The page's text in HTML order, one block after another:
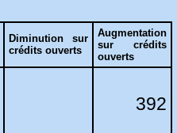
Diminution sur
crédits ouverts
Augmentation
sur crédits
ouverts
392